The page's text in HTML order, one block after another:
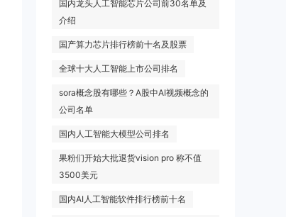
国内龙头人工智能芯片公司前30名单及
介绍
国产算力芯片排行榜前十名及股票
全球十大人工智能上市公司排名
sora概念股有哪些？A股中AI视频概念的
公司名单
国内人工智能大模型公司排名
果粉们开始大批退货vision pro 称不值
3500美元
国内AI人工智能软件排行榜前十名